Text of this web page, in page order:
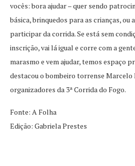
vocês: bora ajudar – quer sendo
básica, brinquedos para as crianças, ou
participar da corrida. Se está sem
inscrição, vai lá igual e corre com a
marasmo e vem ajudar, temos espaço
destacou o bombeiro torrense Marcelo
organizadores da 3ª Corrida do Fogo.
Fonte: A Folha
Edição: Gabriela Prestes